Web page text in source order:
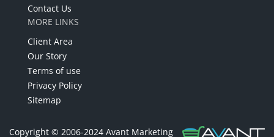
Contact Us
MORE LINKS
Client Area
Our Story
Terms of use
Privacy Policy
Sitemap
Copyright © 2006-2024 Avant Marketing